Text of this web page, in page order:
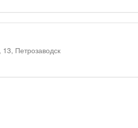
Петрозаводск